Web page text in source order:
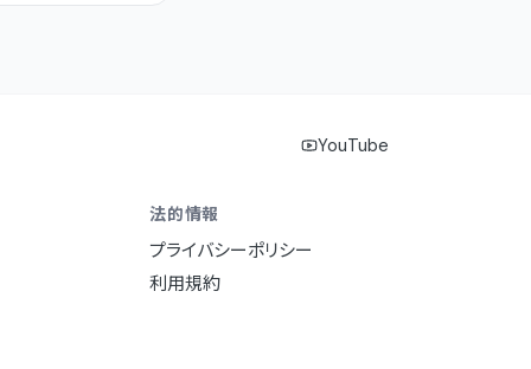
YouTube
法的情報
プライバシーポリシー
利用規約